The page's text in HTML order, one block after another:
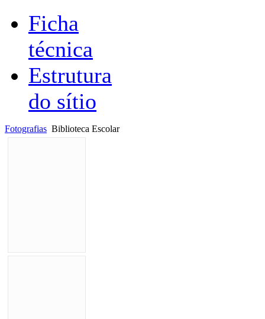
Ficha
técnica
Estrutura
do sítio
Fotografias Biblioteca Escolar